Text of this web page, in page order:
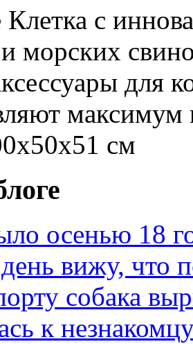
Клетка с
морских
для
максимум
см
осенью 18
вижу, что
собака
к